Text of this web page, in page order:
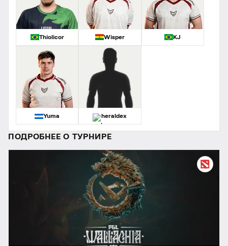
Thiolicor Wisper KJ
Yuma heraldex
ПОДРОБНЕЕ О ТУРНИРЕ